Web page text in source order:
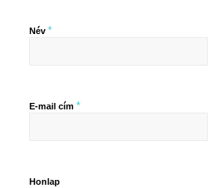
Név *
E-mail cím *
Honlap